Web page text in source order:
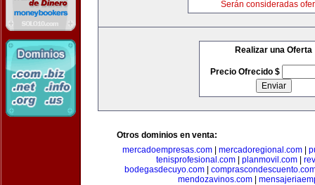
Serán consideradas
Realizar una Oferta
Precio Ofrecido $
Otros dominios en venta:
mercadoempresas.com| mercadoregional.com|
tenisprofesional.com
planmovil.com
bodegasdecuyo.com
mendozavinos.com|